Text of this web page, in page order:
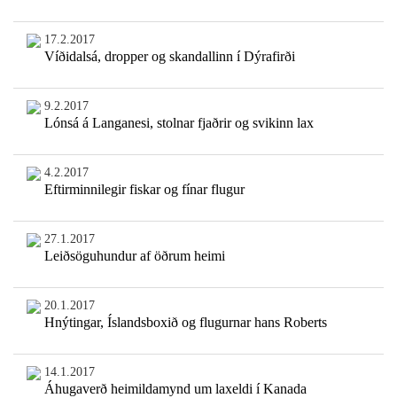
17.2.2017
Víðidalsá, dropper og skandallinn í Dýrafirði
9.2.2017
Lónsá á Langanesi, stolnar fjaðrir og svikinn lax
4.2.2017
Eftirminnilegir fiskar og fínar flugur
27.1.2017
Leiðsöguhundur af öðrum heimi
20.1.2017
Hnýtingar, Íslandsboxið og flugurnar hans Roberts
14.1.2017
Áhugaverð heimildamynd um laxeldi í Kanada